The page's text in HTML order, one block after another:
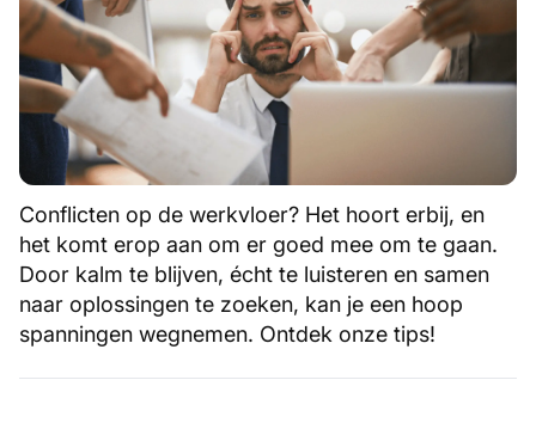
Conflicten op de werkvloer? Het hoort erbij, en
het komt erop aan om er goed mee om te gaan.
Door kalm te blijven, écht te luisteren en samen
naar oplossingen te zoeken, kan je een hoop
spanningen wegnemen. Ontdek onze tips!